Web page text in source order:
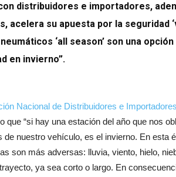
distribuidores e importadores,
acelera su apuesta por la seguridad
‘all season’ son una
en invierno”.
Nacional de Distribuidores e
que “si hay una estación del año que nos
de nuestro vehículo, es el invierno. En esta
son más adversas: lluvia, viento, hielo,
ya sea corto o largo. En